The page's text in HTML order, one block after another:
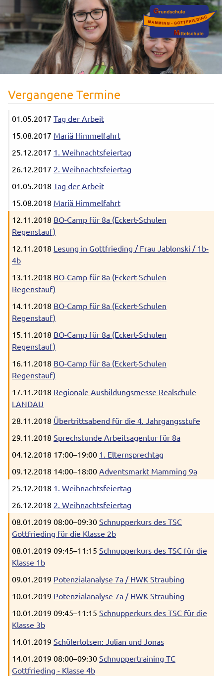
Vergangene Termine
01.05.2017 Tag der Arbeit
15.08.2017 Mariä Himmelfahrt
25.12.2017 1. Weihnachtsfeiertag
26.12.2017 2. Weihnachtsfeiertag
01.05.2018 Tag der Arbeit
15.08.2018 Mariä Himmelfahrt
12.11.2018 BO-Camp für 8a (Eckert-Schulen
Regenstauf)
12.11.2018 Lesung in Gottfrieding / Frau Jablonski / 1b-
4b
13.11.2018 BO-Camp für 8a (Eckert-Schulen
Regenstauf)
14.11.2018 BO-Camp für 8a (Eckert-Schulen
Regenstauf)
15.11.2018 BO-Camp für 8a (Eckert-Schulen
Regenstauf)
16.11.2018 BO-Camp für 8a (Eckert-Schulen
Regenstauf)
17.11.2018 Regionale Ausbildungsmesse Realschule
LANDAU
28.11.2018 Übertrittsabend für die 4. Jahrgangsstufe
29.11.2018 Sprechstunde Arbeitsagentur für 8a
04.12.2018 17:00–19:00 1. Elternsprechtag
09.12.2018 14:00–18:00 Adventsmarkt Mamming 9a
25.12.2018 1. Weihnachtsfeiertag
26.12.2018 2. Weihnachtsfeiertag
08.01.2019 08:00–09:30 Schnupperkurs des TSC
Gottfrieding für die Klasse 2b
08.01.2019 09:45–11:15 Schnupperkurs des TSC für die
Klasse 1b
09.01.2019 Potenzialanalyse 7a / HWK Straubing
10.01.2019 Potenzialanalyse 7a / HWK Straubing
10.01.2019 09:45–11:15 Schnupperkurs des TSC für die
Klasse 3b
14.01.2019 Schülerlotsen: Julian und Jonas
14.01.2019 08:00–09:30 Schnuppertraining TC
Gottfrieding - Klasse 4b